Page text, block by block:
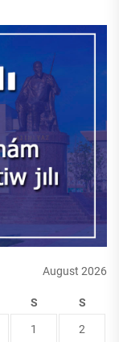
August 2026
S S
1 2